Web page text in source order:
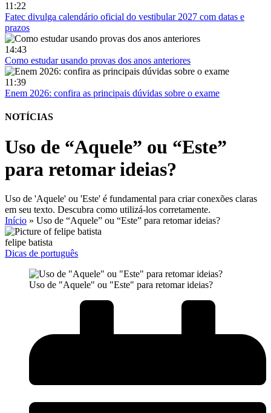
11:22
Fatec divulga calendário oficial do vestibular 2027 com datas e
prazos
14:43
Como estudar usando provas dos anos anteriores
11:39
Enem 2026: confira as principais dúvidas sobre o exame
NOTÍCIAS
Uso de “Aquele” ou “Este”
para retomar ideias?
Uso de 'Aquele' ou 'Este' é fundamental para criar conexões claras
em seu texto. Descubra como utilizá-los corretamente.
Início » Uso de “Aquele” ou “Este” para retomar ideias?
felipe batista
Dicas de português
Uso de "Aquele" ou "Este" para retomar ideias?